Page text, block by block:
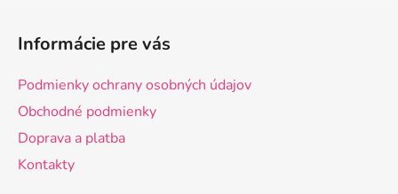
Informácie pre vás
Podmienky ochrany osobných údajov
Obchodné podmienky
Doprava a platba
Kontakty